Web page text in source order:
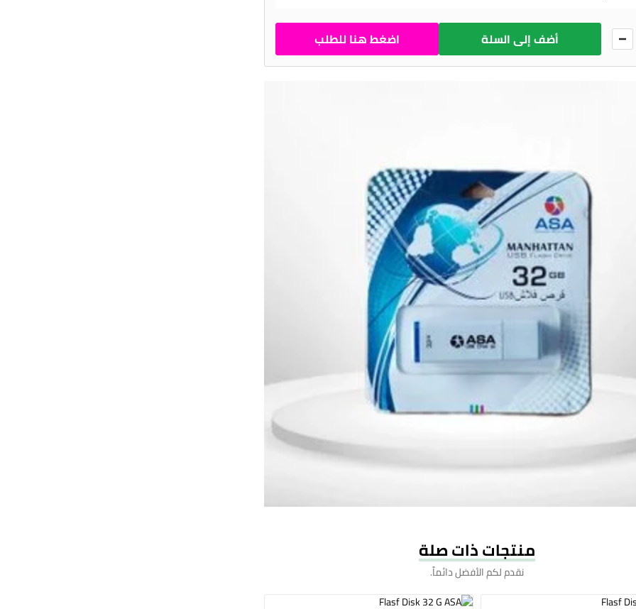
أضف إلى السلة اضغط هنا للطلب
منتجات ذات صلة
نقدم لكم الأفضل دائماً.